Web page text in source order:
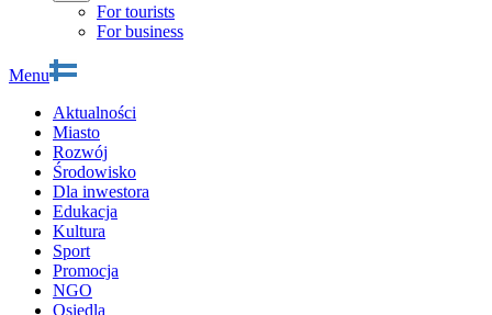
For tourists
For business
Menu
Aktualności
Miasto
Rozwój
Środowisko
Dla inwestora
Edukacja
Kultura
Sport
Promocja
NGO
Osiedla